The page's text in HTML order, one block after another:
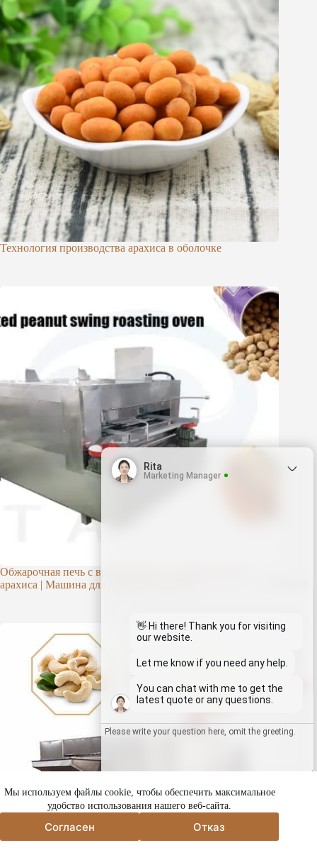
Мы используем файлы cookie, чтобы обеспечить максимальное
удобство использования нашего веб-сайта.
Согласен Отказ
Технология производства арахиса в оболочке
Обжарочная печь с вращающимся покрытием для
арахиса | Машина для покрытия арахиса
Wechat
Chat
Rita
Marketing Manager
👋 Hi there! Thank you for visiting
our website.
Let me know if you need any help.
You can chat with me to get the
latest quote or any questions.
Send